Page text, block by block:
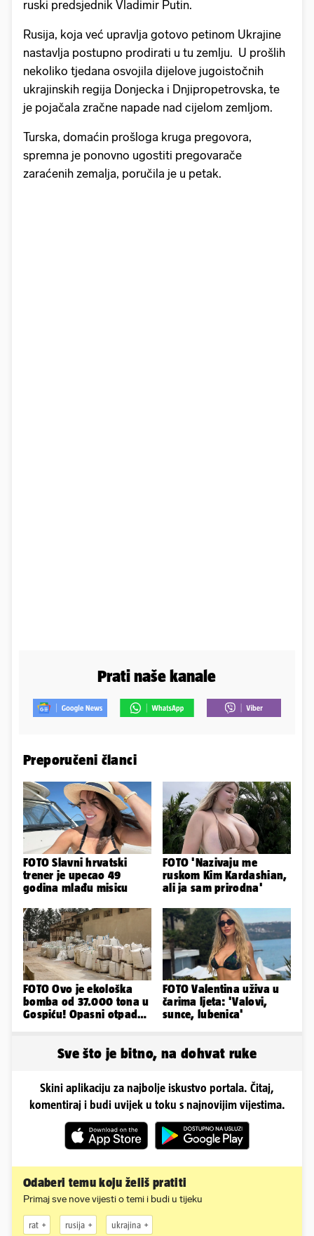
ruski predsjednik Vladimir Putin.
Rusija, koja već upravlja gotovo petinom Ukrajine
nastavlja postupno prodirati u tu zemlju. U prošlih
nekoliko tjedana osvojila dijelove jugoistočnih
ukrajinskih regija Donjecka i Dnjipropetrovska, te
je pojačala zračne napade nad cijelom zemljom.
Turska, domaćin prošloga kruga pregovora,
spremna je ponovno ugostiti pregovarače
zaraćenih zemalja, poručila je u petak.
Prati naše kanale
Preporučeni članci
FOTO Slavni hrvatski
trener je upecao 49
godina mlađu misicu
FOTO 'Nazivaju me
ruskom Kim Kardashian,
ali ja sam prirodna'
FOTO Ovo je ekološka
bomba od 37.000 tona u
Gospiću! Opasni otpad
FOTO Valentina uživa u
čarima ljeta: 'Valovi,
sunce, lubenica'
Sve što je bitno, na dohvat ruke
Skini aplikaciju za najbolje iskustvo portala. Čitaj,
komentiraj i budi uvijek u toku s najnovijim vijestima.
Odaberi temu koju želiš pratiti
Primaj sve nove vijesti o temi i budi u tijeku
rat rusija ukrajina